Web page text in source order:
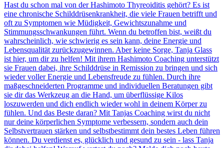
Hast du schon mal von der Hashimoto Thyreoiditis gehört? Es ist
eine chronische Schilddrüsenkrankheit, die viele Frauen betrifft und
oft zu Symptomen wie Müdigkeit, Gewichtszunahme und
Stimmungsschwankungen führt. Wenn du betroffen bist, weißt du
wahrscheinlich, wie schwierig es sein kann, deine Energie und
Lebensqualität zurückzugewinnen. Aber keine Sorge, Tanja Glass
ist hier, um dir zu helfen! Mit ihrem Hashimoto Coaching unterstützt
sie Frauen dabei, ihre Schilddrüse in Remission zu bringen und sich
wieder voller Energie und Lebensfreude zu fühlen. Durch ihre
maßgeschneiderten Programme und individuellen Beratungen gibt
sie dir das Werkzeug an die Hand, um überflüssige Kilos
loszuwerden und dich endlich wieder wohl in deinem Körper zu
fühlen. Und das Beste daran? Mit Tanjas Coaching wirst du nicht
nur deine körperlichen Symptome verbessern, sondern auch dein
Selbstvertrauen stärken und selbstbestimmt dein bestes Leben führen
können. Du verdienst es, glücklich und gesund zu sein - lass Tanja